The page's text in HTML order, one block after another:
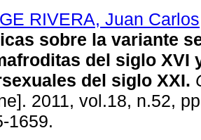
RIVERA, Juan Carlos
sobre la variante
del siglo XVI
del siglo XXI.
2011, vol.18, n.52,
1659.